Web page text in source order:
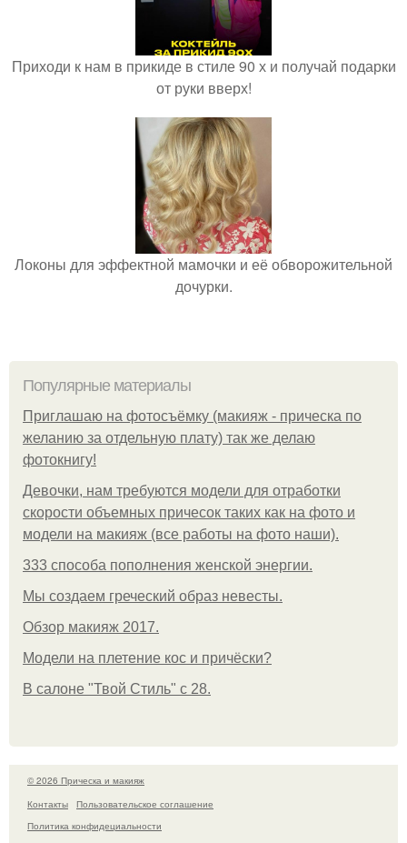
Приходи к нам в прикиде в стиле 90 х и получай подарки
от руки вверх!
Локоны для эффектной мамочки и её обворожительной
дочурки.
Популярные материалы
Приглашаю на фотосъёмку (макияж - прическа по
желанию за отдельную плату) так же делаю
фотокнигу!
Девочки, нам требуются модели для отработки
скорости объемных причесок таких как на фото и
модели на макияж (все работы на фото наши).
333 способа пополнения женской энергии.
Мы создаем греческий образ невесты.
Обзор макияж 2017.
Модели на плетение кос и причёски?
В салоне "Твой Стиль" с 28.
© 2026 Прическа и макияж
Контакты
Пользовательское соглашение
Политика конфидециальности